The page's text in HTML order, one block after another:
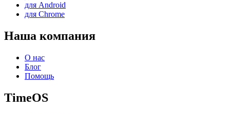
для Android
для Chrome
Наша компания
О нас
Блог
Помощь
TimeOS